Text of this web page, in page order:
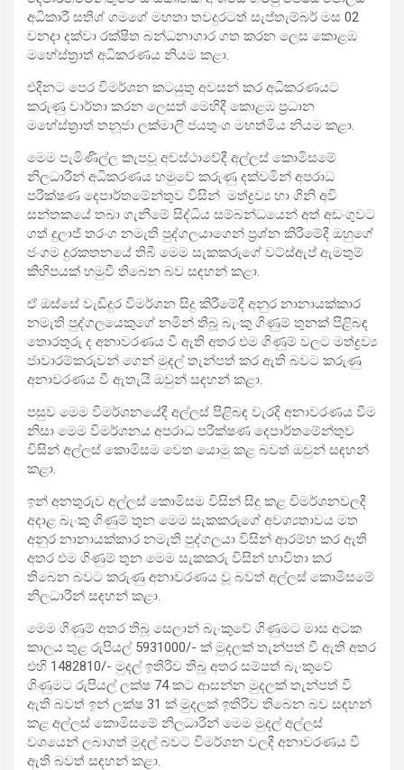
අධිකාරී සතිශ් ගමගේ මහතා තවදුරටත් සැප්තැම්බර් මස 02
වනදා දක්වා රක්ෂිත බන්ධනාගාර ගත කරන ලෙස කොළඹ
මහේස්ත්‍රාත් අධිකරණය නියම කළා.
එදිනට පෙර විමර්ශන කටයුතු අවසන් කර අධිකරණයට
කරුණු වාර්තා කරන ලෙසත් මෙහිදී කොළඹ ප්‍රධාන
මහේස්ත්‍රාත් තනූජා ලක්මාලී ජයතුංග මහත්මිය නියම කළා.
මෙම පැමිණිල්ල කැපවූ අවස්ථාවේදී අල්ලස් කොමිසමේ
නිලධාරීන් අධිකරණය හමුවේ කරුණු දක්වමින් අපරාධ
පරීක්ෂණ දෙපාර්තමේන්තුව විසින් මත්ද්‍රව්‍ය හා ගිනි අවි
සන්තකයේ තබා ගැනීමේ සිද්ධිය සම්බන්ධයෙන් අත් අඩංගුවට
ගත් දුලාජ් තරංග නමැති පුද්ගලයාගෙන් ප්‍රශ්න කිරීමේදී ඔහුගේ
ජංගම දුරකතනයේ තිබී මෙම සැකකරුගේ වට්ස්ඇප් ඇමතුම්
කිහිපයක් හමුවී තිබෙන බව සඳහන් කළා.
ඒ ඔස්සේ වැඩිදුර විමර්ශන සිදු කිරීමේදී අනුර නානායක්කාර
නමැති පුද්ගලයෙකුගේ නමින් තිබූ බැංකු ගිණුම් තුනක් පිළිබඳ
තොරතුරු ද අනාවරණය වී ඇති අතර එම ගිණුම් වලට මත්ද්‍රව්‍ය
ජාවාරම්කරුවන් ගෙන් මුදල් තැන්පත් කර ඇති බවට කරුණු
අනාවරණය වී ඇතැයි ඔවුන් සඳහන් කළා.
පසුව මෙම විමර්ශනයේදී අල්ලස් පිළිබඳ වැරදි අනාවරණය වීම
නිසා මෙම විමර්ශනය අපරාධ පරීක්ෂණ දෙපාර්තමේන්තුව
විසින් අල්ලස් කොමිසම වෙත යොමු කළ බවත් ඔවුන් සඳහන්
කළා.
ඉන් අනතුරුව අල්ලස් කොමිසම විසින් සිදු කළ විමර්ශනවලදී
අදාළ බැංකු ගිණුම් තුන මෙම සැකකරුගේ අවශ්‍යතාවය මත
අනුර නානායක්කාර නමැති පුද්ගලයා විසින් ආරම්භ කර ඇති
අතර එම ගිණුම් තුන මෙම සැකකරු විසින් භාවිතා කර
තිබෙන බවට කරුණු අනාවරණය වූ බවත් අල්ලස් කොමිසමේ
නිලධාරීන් සඳහන් කළා.
මෙම ගිණුම් අතර තිබූ සෙලාන් බැංකුවේ ගිණුමට මාස අටක
කාලය තුළ රුපියල් 5931000/- ක් මුදලක් තැන්පත් වී ඇති අතර
එහි 1482810/- මුදල් ඉතිරිව තිබූ අතර සම්පත් බැංකුවේ
ගිණුමට රුපියල් ලක්ෂ 74 කට ආසන්න මුදලක් තැන්පත් වී
ඇති බවත් ඉන් ලක්ෂ 31 ක් මුදලක් ඉතිරිව තිබෙන බව සඳහන්
කළ අල්ලස් කොමිසමේ නිලධාරීන් මෙම මුදල් අල්ලස්
වශයෙන් ලබාගත් මුදල් බවට විමර්ශන වලදී අනාවරණය වී
ඇති බවත් සඳහන් කළා.